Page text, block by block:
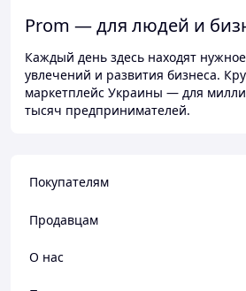
Prom — для людей и
Каждый день здесь находят
увлечений и развития бизнеса.
маркетплейс Украины — для
тысяч предпринимателей.
Покупателям
Продавцам
О нас